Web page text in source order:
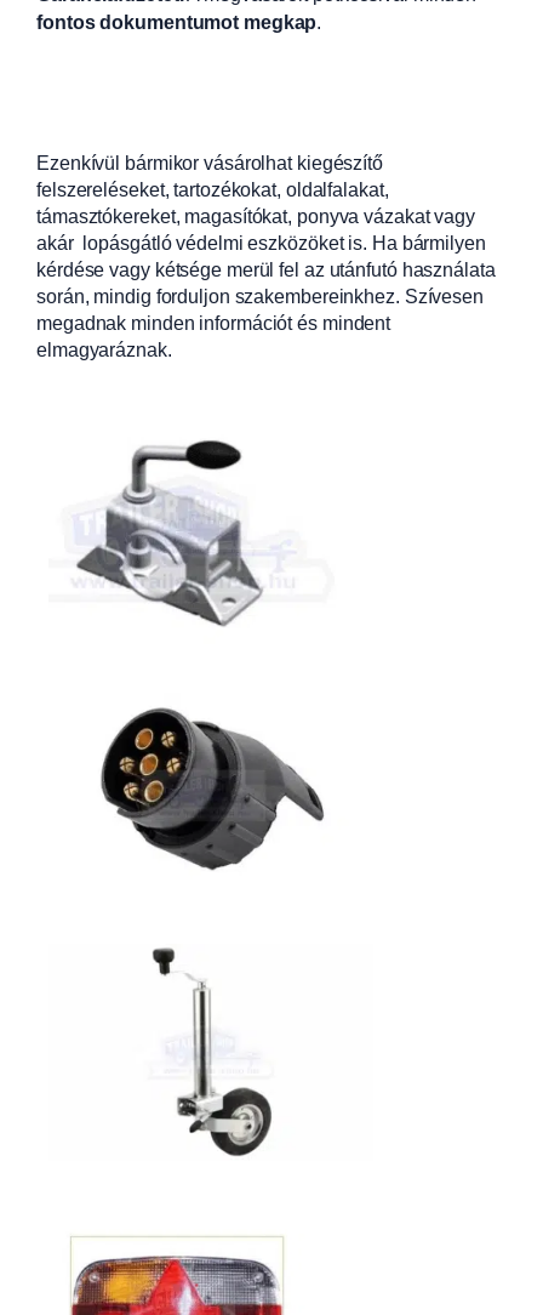
fontos dokumentumot megkap.
Ezenkívül bármikor vásárolhat kiegészítő
felszereléseket, tartozékokat, oldalfalakat,
támasztókereket, magasítókat, ponyva vázakat vagy
akár lopásgátló védelmi eszközöket is. Ha bármilyen
kérdése vagy kétsége merül fel az utánfutó használata
során, mindig forduljon szakembereinkhez. Szívesen
megadnak minden információt és mindent
elmagyaráznak.